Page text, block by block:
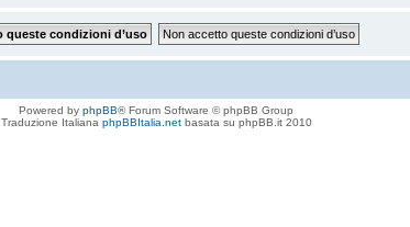
Powered by phpBB® Forum Software © phpBB Group
Traduzione Italiana phpBBItalia.netbasata su phpBB.it 2010